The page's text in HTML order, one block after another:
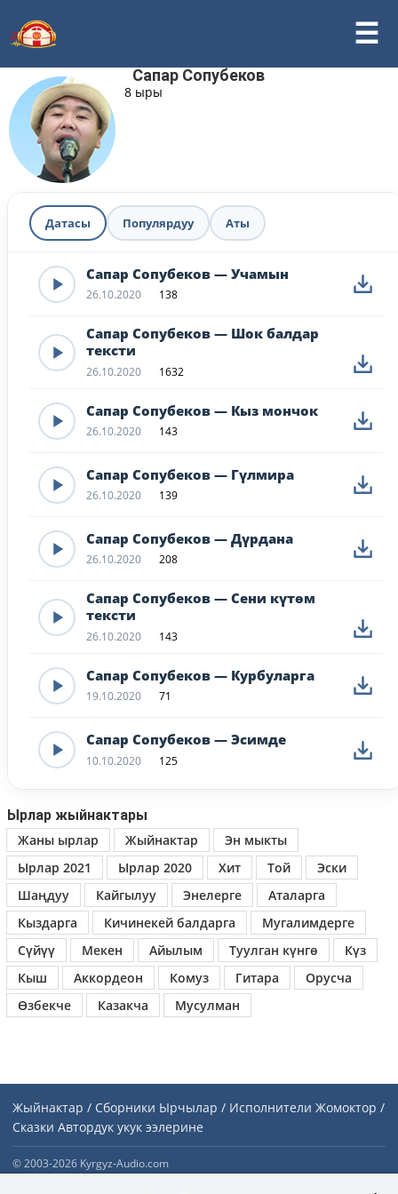
Сапар Сопубеков
8 ыры
Датасы Популярдуу Аты
Сапар Сопубеков — Учамын
26.10.2020 138
Сапар Сопубеков — Шок балдар
тексти
26.10.2020 1632
Сапар Сопубеков — Кыз мончок
26.10.2020 143
Сапар Сопубеков — Гүлмира
26.10.2020 139
Сапар Сопубеков — Дүрдана
26.10.2020 208
Сапар Сопубеков — Сени күтөм
тексти
26.10.2020 143
Сапар Сопубеков — Курбуларга
19.10.2020 71
Сапар Сопубеков — Эсимде
10.10.2020 125
Ырлар жыйнактары
Жаны ырлар
Жыйнактар
Эн мыкты
Ырлар 2021
Ырлар 2020 Хит Той
Эски
Шаңдуу
Кайгылуу Энелерге
Аталарга
Кыздарга
Кичинекей балдарга
Мугалимдерге
Сүйүү
Мекен Айылым Туулган күнгө
Күз
Кыш
Аккордеон Комуз Гитара
Орусча
Өзбекче
Казакча Мусулман
Жыйнактар / Сборники Ырчылар / Исполнители Жомоктор /
Сказки Автордук укук ээлерине
© 2003-2026 Kyrgyz-Audio.com